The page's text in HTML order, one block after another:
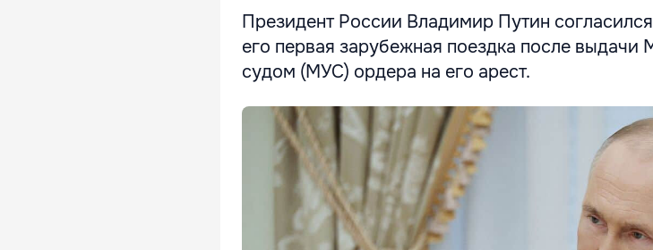
Президент России Владимир Путин
его первая зарубежная поездка после
судом (МУС) ордера на его арест.